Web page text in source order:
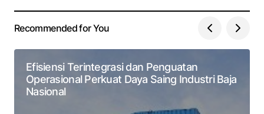
Recommended for You
Efisiensi Terintegrasi dan Penguatan
Operasional Perkuat Daya Saing Industri Baja
Nasional